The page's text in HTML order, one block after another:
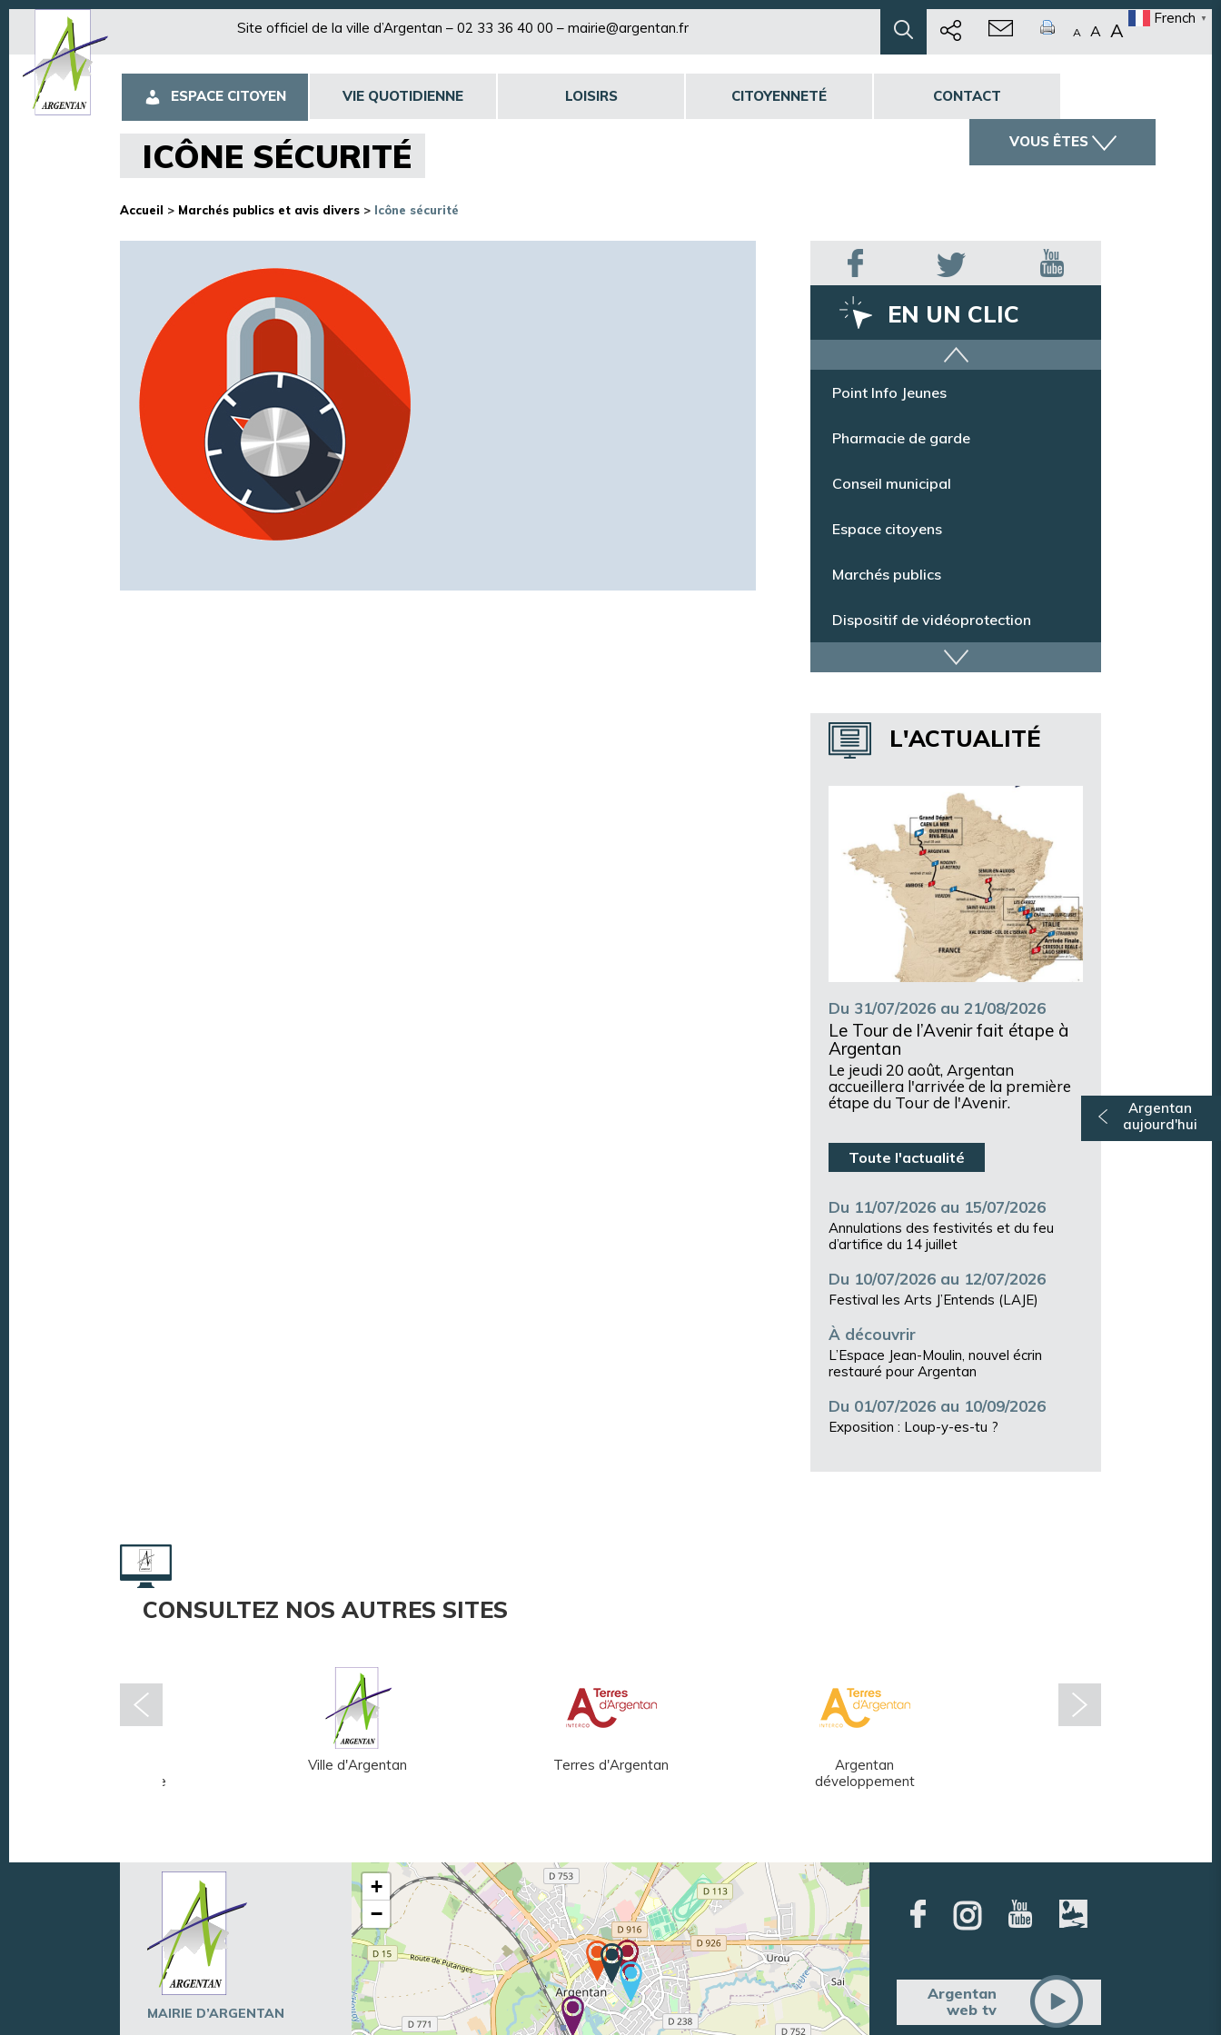
Site officiel de la ville d’Argentan – 02 33 36 40 00 – mairie@argentan.fr A A A
French ▼
ESPACE CITOYEN VIE QUOTIDIENNE LOISIRS CITOYENNETÉ CONTACT
VOUS ÊTES
Argentan
aujourd'hui
ICÔNE SÉCURITÉ
Accueil > Marchés publics et avis divers > Icône sécurité
EN UN CLIC
Offres d’emploi
Dispositif de vidéoprotection
Annuaire des associations
L'ACTUALITÉ
Du 31/07/2026 au 21/08/2026
Le Tour de l’Avenir fait étape à
Argentan
Le jeudi 20 août, Argentan
accueillera l'arrivée de la première
étape du Tour de l'Avenir.
Toute l'actualité
Du 11/07/2026 au 15/07/2026
Annulations des festivités et du feu
d’artifice du 14 juillet
Du 10/07/2026 au 12/07/2026
Festival les Arts J’Entends (LAJE)
À découvrir
L’Espace Jean-Moulin, nouvel écrin
restauré pour Argentan
Du 01/07/2026 au 10/09/2026
Exposition : Loup-y-es-tu ?
CONSULTEZ NOS AUTRES SITES
Léger - André Mare
Ville d'Argentan Terres d'Argentan
Argentan
développement
MAIRIE D’ARGENTAN
+
−
Argentan
web tv